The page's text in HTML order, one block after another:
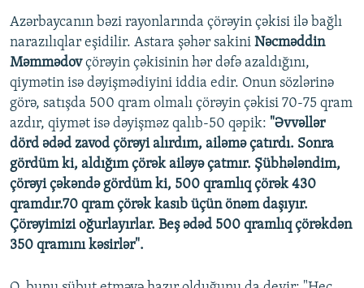
Azərbaycanın bəzi rayonlarında çörəyin çəkisi ilə bağlı
narazılıqlar eşidilir. Astara şəhər sakini Nəcməddin
Məmmədovçörəyin çəkisinin hər dəfə azaldığını,
qiymətin isə dəyişmədiyini iddia edir. Onun sözlərinə
görə, satışda 500 qram olmalı çörəyin çəkisi 70-75 qram
azdır, qiymət isə dəyişməz qalıb-50 qəpik: "Əvvəllər
dörd ədəd zavod çörəyi alırdım, ailəmə çatırdı. Sonra
gördüm ki, aldığım çörək ailəyə çatmır. Şübhələndim,
çörəyi çəkəndə gördüm ki, 500 qramlıq çörək 430
qramdır.70 qram çörək kasıb üçün önəm daşıyır.
Çörəyimizi oğurlayırlar. Beş ədəd 500 qramlıq çörəkdən
350 qramını kəsirlər".